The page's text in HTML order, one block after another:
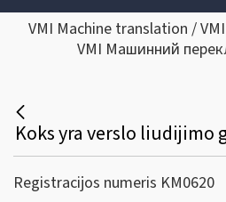
VMI Machine translation /
VMI Машинний
Registracijos numeris KM0620